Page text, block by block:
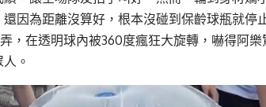
因為距離沒算好，根本沒碰到保齡球瓶就停
，在透明球內被360度瘋狂大旋轉，嚇得阿
。